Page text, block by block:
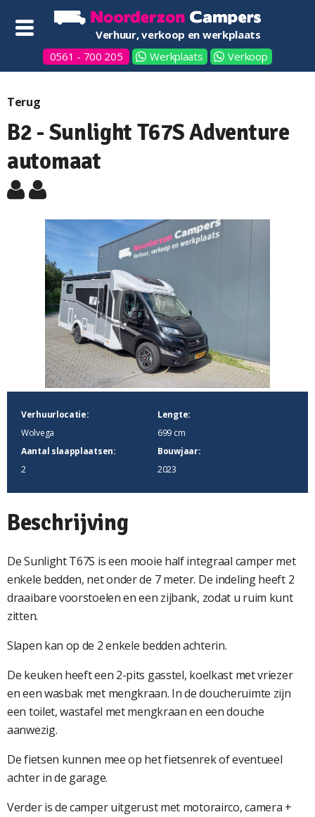
Verhuur, verkoop en werkplaats
0561 - 700 205
Werkplaats Verkoop
Terug
B2 - Sunlight T67S Adventure
automaat
Verhuurlocatie:
Wolvega
Lengte:
699 cm
Aantal slaapplaatsen:
2
Bouwjaar:
2023
Beschrijving
De Sunlight T67S is een mooie half integraal camper met
enkele bedden, net onder de 7 meter. De indeling heeft 2
draaibare voorstoelen en een zijbank, zodat u ruim kunt
zitten.
Slapen kan op de 2 enkele bedden achterin.
De keuken heeft een 2-pits gasstel, koelkast met vriezer
en een wasbak met mengkraan. In de doucheruimte zijn
een toilet, wastafel met mengkraan en een douche
aanwezig.
De fietsen kunnen mee op het fietsenrek of eventueel
achter in de garage.
Verder is de camper uitgerust met motorairco, camera +